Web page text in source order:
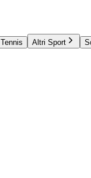
Tennis Altri Sport